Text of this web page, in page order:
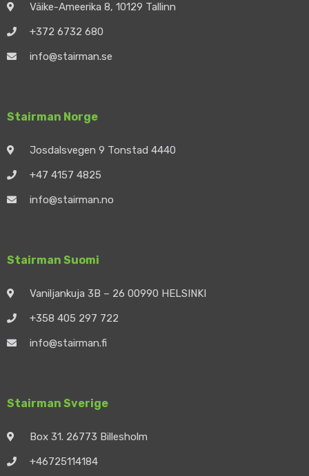
Väike-Ameerika 8, 10129 Tallinn
+372 6732 680
info@stairman.se
Stairman Norge
Josdalsvegen 9 Tonstad 4440
+47 4157 4825
info@stairman.no
Stairman Suomi
Vaniljankuja 3B – 26 00990 HELSINKI
+358 405 297 722
info@stairman.fi
Stairman Sverige
Box 31. 26773 Billesholm
+46725114184